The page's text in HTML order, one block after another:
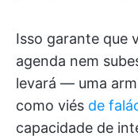
Isso garante que
agenda nem
levará — uma
como viés de
capacidade de